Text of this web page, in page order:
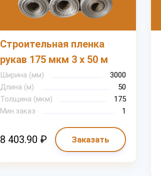
Строительная пленка
рукав 175 мкм 3 х 50 м
Ширина (мм)
3000
Длина (м)
50
Толщина (мкм)
175
Мин.заказ
1
8 403.90 ₽ Заказать